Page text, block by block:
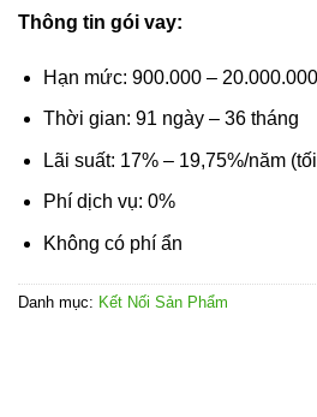
Thông tin gói vay:
Hạn mức: 900.000 –
Thời gian: 91 ngày – 36 tháng
Lãi suất: 17% – 19,75%/năm
Phí dịch vụ: 0%
Không có phí ẩn
Danh mục: Kết Nối Sản Phẩm